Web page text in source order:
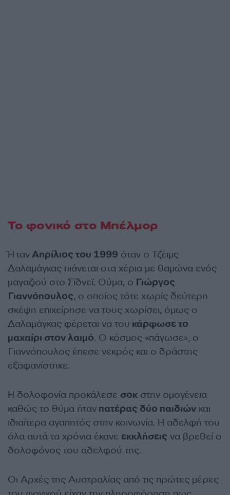
Το φονικό στο Μπέλμορ
ΉτανΑπρίλιος του 1999 όταν ο Τζέιμς
Δαλαμάγκας πιάνεται στα χέρια με θαμώνα ενός
μαγαζιού στο Σίδνεϊ. Θύμα, ο Γιώργος
Γιαννόπουλος, ο οποίος τότε χωρίς δεύτερη
σκέψη επιχείρησε να τους χωρίσει, όμως ο
Δαλαμάγκας φέρεται να του κάρφωσε το
μαχαίρι στον λαιμό. Ο κόσμος «πάγωσε», ο
Γιαννόπουλος έπεσε νεκρός και ο δράστης
εξαφανίστηκε.
Η δολοφονία προκάλεσε σοκ στην ομογένεια
καθώς το θύμα ήταν πατέρας δύο παιδιών και
ιδιαίτερα αγαπητός στην κοινωνία. Η αδελφή του
όλα αυτά τα χρόνια έκανε εκκλήσεις να βρεθεί ο
δολοφόνος του αδελφού της.
Οι Αρχές της Αυστραλίας από τις πρώτες μέρες